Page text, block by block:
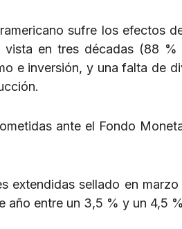
sufre los efectos
en tres décadas (88 %
e inversión, y una falta de
ante el Fondo
extendidas sellado en
año entre un 3,5 % y un 4,5